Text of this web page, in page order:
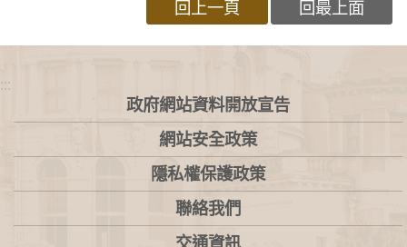
回上一頁 回最上面
:::
政府網站資料開放宣告
網站安全政策
隱私權保護政策
聯絡我們
交通資訊